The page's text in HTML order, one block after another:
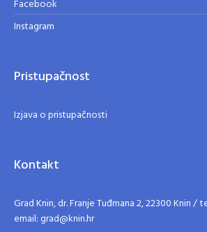
Facebook
Instagram
Pristupačnost
Izjava o pristupačnosti
Kontakt
Grad Knin, dr. Franje Tuđmana 2, 22300 Knin /
email: grad@knin.hr